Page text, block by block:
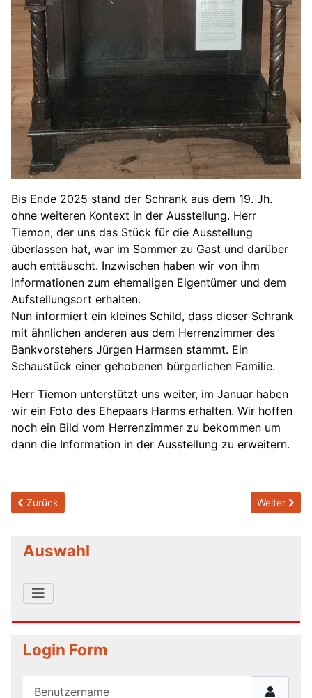
Bis Ende 2025 stand der Schrank aus dem 19. Jh.
ohne weiteren Kontext in der Ausstellung. Herr
Tiemon, der uns das Stück für die Ausstellung
überlassen hat, war im Sommer zu Gast und darüber
auch enttäuscht. Inzwischen haben wir von ihm
Informationen zum ehemaligen Eigentümer und dem
Aufstellungsort erhalten.
Nun informiert ein kleines Schild, dass dieser Schrank
mit ähnlichen anderen aus dem Herrenzimmer des
Bankvorstehers Jürgen Harmsen stammt. Ein
Schaustück einer gehobenen bürgerlichen Familie.
Herr Tiemon unterstützt uns weiter, im Januar haben
wir ein Foto des Ehepaars Harms erhalten. Wir hoffen
noch ein Bild vom Herrenzimmer zu bekommen um
dann die Information in der Ausstellung zu erweitern.
Previous article: 2026/01/30 - 19:00 - Stammtisch zur
Zurück Next
Weiter
Auswahl
Login Form
Benutzername